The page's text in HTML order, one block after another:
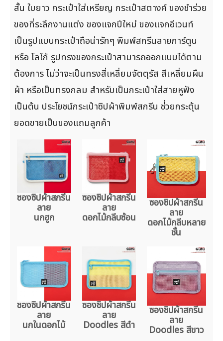
สั้น ใบยาว กระเป๋าใส่เหรียญ กระเป๋าสตางค์ ของชำร่วย
ของที่ระลึกงานแต่ง ของแจกปีใหม่ ของแจกอีเวนท์
เป็นรูปแบบกระเป๋าถือน่ารักๆ พิมพ์สกรีนลายการ์ตูน
หรือ โลโก้ รูปทรงของกระเป๋าสามารถออกแบบได้ตาม
ต้องการ ไม่ว่าจะเป็นทรงสี่เหลี่ยมจัตตุรัส สีเหลี่ยมผืน
ผ้า หรือเป็นทรงกลม สำหรับเป็นกระเป๋าใส่สายหูฟัง
เป็นต้น ประโยชน์กระเป๋าซิปผ้าพิมพ์สกรีน ช่่วยกระตุ้น
ยอดขายเป็นของแถมลูกค้า
ซองซิปผ้าสกรีน
ลาย
นกฮูก
ซองซิปผ้าสกรีน
ลาย
ดอกไม้กลีบซ้อน
ซองซิปผ้าสกรีน
ลาย
ดอกไม้กลีบหลาย
ชั้น
ซองซิปผ้าสกรีน
ลาย
นกในดอกไม้
ซองซิปผ้าสกรีน
ลาย
Doodles สีดำ
ซองซิปผ้าสกรีน
ลาย
Doodles สีขาว